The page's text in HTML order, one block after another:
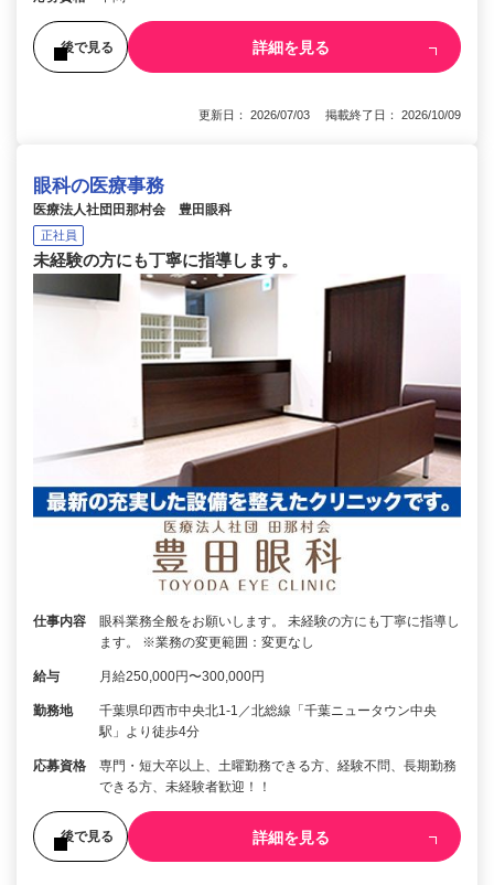
後で見る 詳細を見る
更新日： 2026/07/03 掲載終了日： 2026/10/09
眼科の医療事務
医療法人社団田那村会 豊田眼科
正社員
未経験の方にも丁寧に指導します。
仕事内容
眼科業務全般をお願いします。 未経験の方にも丁寧に指導し
ます。 ※業務の変更範囲：変更なし
給与 月給250,000円〜300,000円
勤務地
千葉県印西市中央北1-1／北総線「千葉ニュータウン中央
駅」より徒歩4分
応募資格
専門・短大卒以上、土曜勤務できる方、経験不問、長期勤務
できる方、未経験者歓迎！！
後で見る 詳細を見る